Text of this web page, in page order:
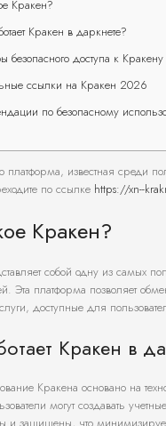
Кракен?
Кракен в даркнете?
безопасного доступа к Кракену
ссылки на Кракен 2026
по безопасному
платформа, известная среди
по ссылке https://xn--
Кракен?
собой одну из самых
Эта платформа позволяет
доступные для
Кракен в
Кракена основано на
могут создавать